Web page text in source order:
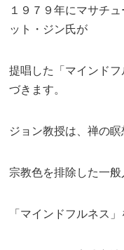
１９７９年にマサチ
ット・ジン氏が
提唱した「マインド
づきます。
ジョン教授は、禅の瞑
宗教色を排除した一
「マインドフルネス